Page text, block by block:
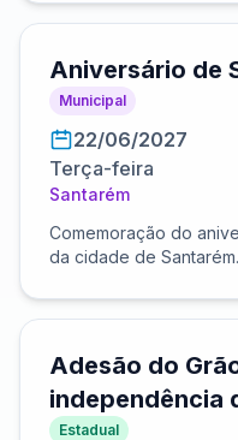
Aniversário de
Municipal
22/06/2027
Terça-feira
Santarém
Comemoração do
da cidade de Santarém.
Adesão do
independência
Estadual